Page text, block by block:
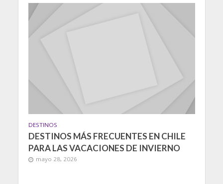
DESTINOS
DESTINOS MÁS FRECUENTES EN CHILE
PARA LAS VACACIONES DE INVIERNO
mayo 28, 2026